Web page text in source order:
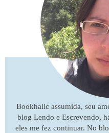
Bookhalic assumida, seu
blog Lendo e Escrevendo,
eles me fez continuar. No